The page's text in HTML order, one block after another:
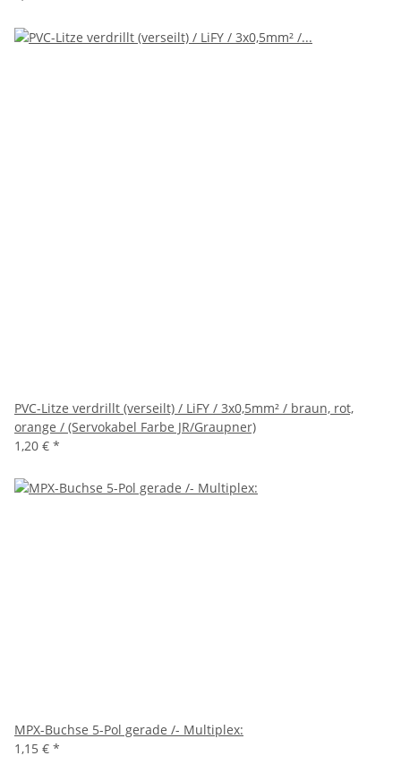
PVC-Litze verdrillt (verseilt) / LiFY / 3x0,5mm² / braun, rot,
orange / (Servokabel Farbe JR/Graupner)
1,20 € *
MPX-Buchse 5-Pol gerade /- Multiplex:
1,15 € *